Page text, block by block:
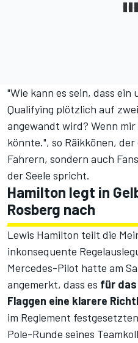
"Wie kann es sein, dass ein
Qualifying plötzlich auf
angewandt wird? Wenn
könnte.", so Räikkönen,
Fahrern, sondern auch
der Seele spricht.
Hamilton legt in
Rosberg nach
Lewis Hamilton teilt die
inkonsequente
Mercedes-Pilot hatte am
angemerkt, dass es für das
Flaggen eine klarere
im Reglement
Pole-Runde seines